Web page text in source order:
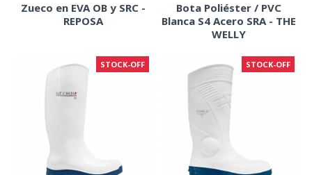
Zueco en EVA OB y SRC -
REPOSA
Bota Poliéster / PVC
Blanca S4 Acero SRA - THE
WELLY
STOCK-OFF STOCK-OFF